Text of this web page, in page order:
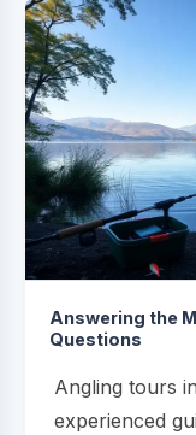
Answering the
Questions
Angling tours
experienced